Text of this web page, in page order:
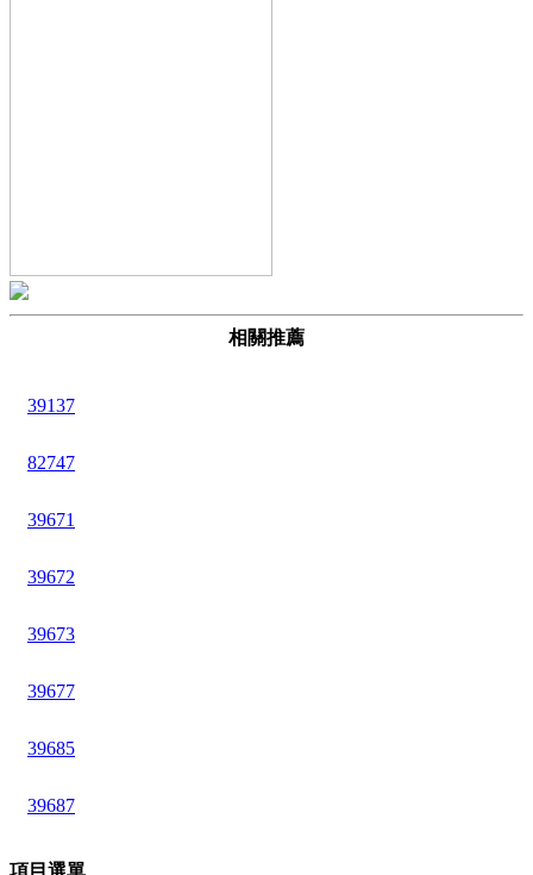
相關推薦
39137
82747
39671
39672
39673
39677
39685
39687
項目選單